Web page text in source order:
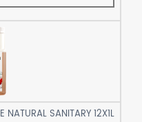
E NATURAL SANITARY 12X1L